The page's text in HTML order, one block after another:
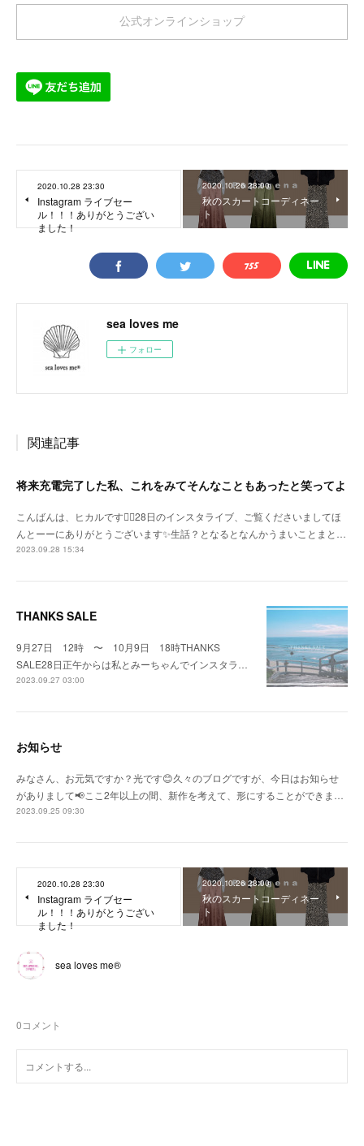
公式オンラインショップ
2020.10.28 23:30
Instagram ライブセー
ル！！！ありがとうござい
ました！
2020.10.26 23:00
秋のスカートコーディネー
ト
sea loves me
フォロー
関連記事
将来充電完了した私、これをみてそんなこともあったと笑ってよ
こんばんは、ヒカルです🙇‍♀️28日のインスタライブ、ご覧くださいましてほ
んとーーにありがとうございます✨生話？となるとなんかうまいことまと…
2023.09.28 15:34
THANKS SALE
9月27日 12時 〜 10月9日 18時THANKS
SALE28日正午からは私とみーちゃんでインスタラ…
2023.09.27 03:00
お知らせ
みなさん、お元気ですか？光です😊久々のブログですが、今日はお知らせ
がありまして📢ここ2年以上の間、新作を考えて、形にすることができま…
2023.09.25 09:30
2020.10.28 23:30
Instagram ライブセー
ル！！！ありがとうござい
ました！
2020.10.26 23:00
秋のスカートコーディネー
ト
sea loves me®︎
0コメント